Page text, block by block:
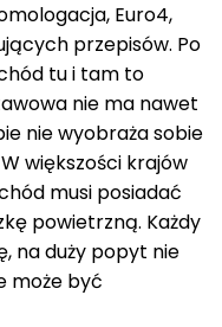
Euro4,
przepisów. Po
tu i tam to
nie ma nawet
nie wyobraża sobie
większości krajów
musi posiadać
powietrzną. Każdy
na duży popyt nie
może być